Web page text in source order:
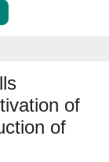
of
of